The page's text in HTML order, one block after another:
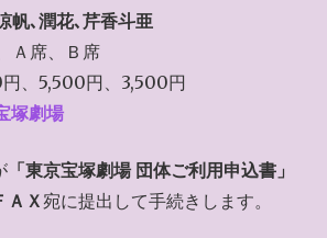
帆､潤花､芹香斗亜
Ａ席、Ｂ席
、5,500円、3,500円
塚劇場
「東京宝塚劇場 団体ご利用申込書」
ＡＸ宛に提出して手続きします。